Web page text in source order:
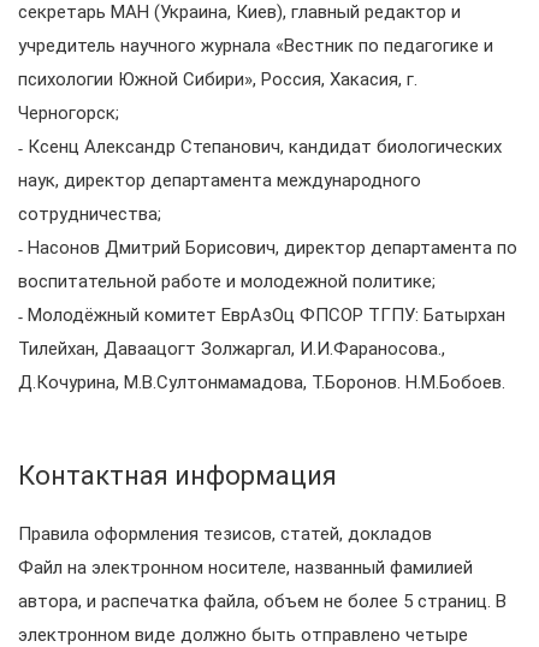
секретарь МАН (Украина, Киев), главный редактор и
учредитель научного журнала «Вестник по педагогике и
психологии Южной Сибири», Россия, Хакасия, г.
Черногорск;
˗ Ксенц Александр Степанович, кандидат биологических
наук, директор департамента международного
сотрудничества;
˗ Насонов Дмитрий Борисович, директор департамента по
воспитательной работе и молодежной политике;
˗ Молодёжный комитет ЕврАзОц ФПСОР ТГПУ: Батырхан
Тилейхан, Даваацогт Золжаргал, И.И.Фараносова.,
Д.Кочурина, М.В.Султонмамадова, Т.Боронов. Н.М.Бобоев.
Контактная информация
Правила оформления тезисов, статей, докладов
Файл на электронном носителе, названный фамилией
автора, и распечатка файла, объем не более 5 страниц. В
электронном виде должно быть отправлено четыре